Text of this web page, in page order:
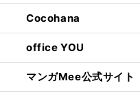
Cocohana
office YOU
マンガMee公式サイト